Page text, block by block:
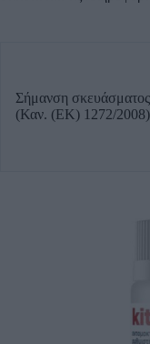
Σήμανση σκευάσματος
(Καν. (ΕΚ) 1272/